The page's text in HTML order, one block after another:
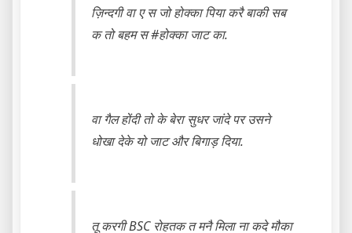
ज़िन्दगी वा ए स जो होक्का पिया करै बाकी सब
क तो बहम स #होक्का जाट का.
वा गैल होंदी तो के बेरा सुधर जांदे पर उसने
धोखा देके यो जाट और बिगाड़ दिया.
तू करगी BSC रोहतक त मनै मिला ना कदे मौका